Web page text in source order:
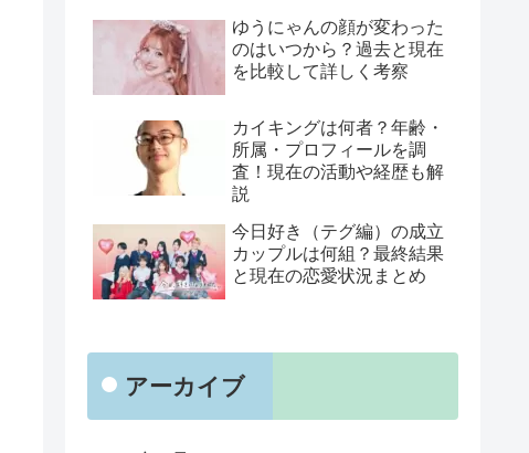
ゆうにゃんの顔が変わった
のはいつから？過去と現在
を比較して詳しく考察
カイキングは何者？年齢・
所属・プロフィールを調
査！現在の活動や経歴も解
説
今日好き（テグ編）の成立
カップルは何組？最終結果
と現在の恋愛状況まとめ
アーカイブ